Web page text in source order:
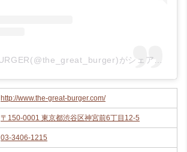
http://www.the-great-burger.com/
〒150-0001 東京都渋谷区神宮前6丁目12-5
03-3406-1215